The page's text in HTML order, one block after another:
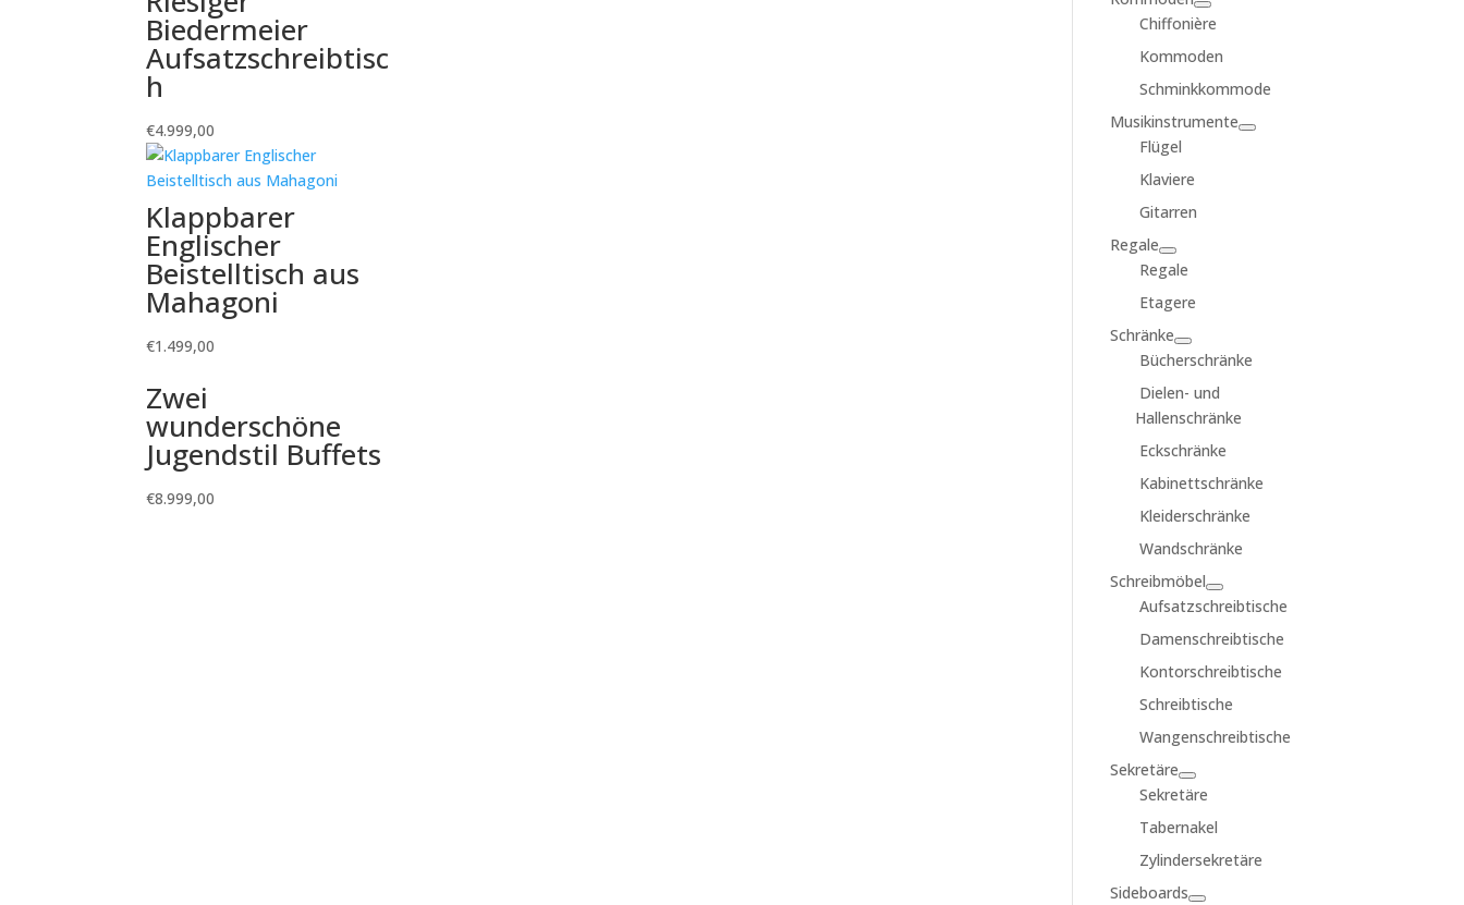
Biedermeier
Aufsatzschreibtisc
h
€4.999,00
Klappbarer
Englischer
Beistelltisch aus
Mahagoni
€1.499,00
Zwei
wunderschöne
Jugendstil Buffets
€8.999,00
Chiffonière
Kommoden
Schminkkommode
Musikinstrumente
Flügel
Klaviere
Gitarren
Regale
Regale
Etagere
Schränke
Bücherschränke
Dielen- und
Hallenschränke
Eckschränke
Kabinettschränke
Kleiderschränke
Wandschränke
Schreibmöbel
Aufsatzschreibtische
Damenschreibtische
Kontorschreibtische
Schreibtische
Wangenschreibtische
Sekretäre
Sekretäre
Tabernakel
Zylindersekretäre
Sideboards